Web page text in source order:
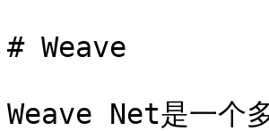
# Weave
Weave Net是一个